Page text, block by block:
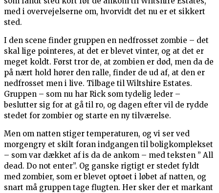
med i overvejelserne om, hvorvidt det nu er et sikkert
sted.
I den scene finder gruppen en nedfrosset zombie – det
skal lige pointeres, at det er blevet vinter, og at det er
meget koldt. Først tror de, at zombien er død, men da de
på nært hold hører den ralle, finder de ud af, at den er
nedfrosset men i live. Tilbage til Wiltshire Estates.
Gruppen – som nu har Rick som tydelig leder –
beslutter sig for at gå til ro, og dagen efter vil de rydde
stedet for zombier og starte en ny tilværelse.
Men om natten stiger temperaturen, og vi ser ved
morgengry et skilt foran indgangen til boligkomplekset
– som var dækket af is da de ankom – med teksten ” All
dead. Do not enter”. Og ganske rigtigt er stedet fyldt
med zombier, som er blevet optøet i løbet af natten, og
snart må gruppen tage flugten. Her sker der et markant